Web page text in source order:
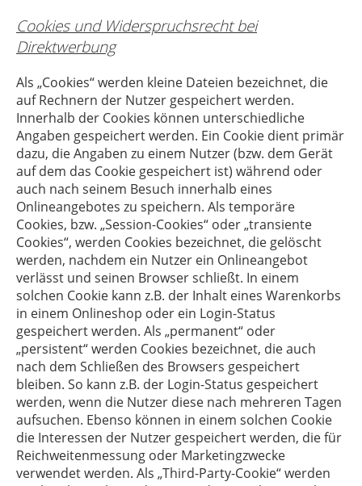
Cookies und Widerspruchsrecht bei
Direktwerbung
Als „Cookies“ werden kleine Dateien bezeichnet, die
auf Rechnern der Nutzer gespeichert werden.
Innerhalb der Cookies können unterschiedliche
Angaben gespeichert werden. Ein Cookie dient primär
dazu, die Angaben zu einem Nutzer (bzw. dem Gerät
auf dem das Cookie gespeichert ist) während oder
auch nach seinem Besuch innerhalb eines
Onlineangebotes zu speichern. Als temporäre
Cookies, bzw. „Session-Cookies“ oder „transiente
Cookies“, werden Cookies bezeichnet, die gelöscht
werden, nachdem ein Nutzer ein Onlineangebot
verlässt und seinen Browser schließt. In einem
solchen Cookie kann z.B. der Inhalt eines Warenkorbs
in einem Onlineshop oder ein Login-Status
gespeichert werden. Als „permanent“ oder
„persistent“ werden Cookies bezeichnet, die auch
nach dem Schließen des Browsers gespeichert
bleiben. So kann z.B. der Login-Status gespeichert
werden, wenn die Nutzer diese nach mehreren Tagen
aufsuchen. Ebenso können in einem solchen Cookie
die Interessen der Nutzer gespeichert werden, die für
Reichweitenmessung oder Marketingzwecke
verwendet werden. Als „Third-Party-Cookie“ werden